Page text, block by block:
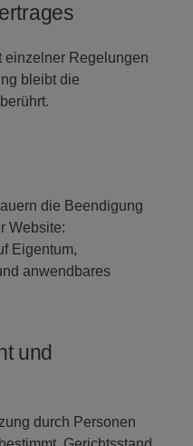
einzelner Regelungen
bleibt die
die Beendigung
Website:
Eigentum,
anwendbares
und
durch Personen